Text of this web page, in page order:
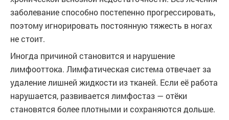
заболевание способно постепенно прогрессировать,
поэтому игнорировать постоянную тяжесть в ногах
не стоит.
Иногда причиной становится и нарушение
лимфооттока. Лимфатическая система отвечает за
удаление лишней жидкости из тканей. Если её работа
нарушается, развивается лимфостаз — отёки
становятся более плотными и сохраняются дольше.